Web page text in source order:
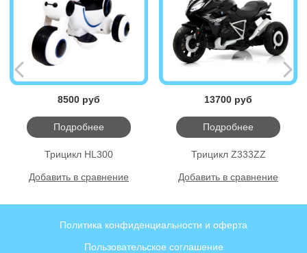
8500 руб
Подробнее
Трицикл HL300
Добавить в сравнение
13700 руб
Подробнее
Трицикл Z333ZZ
Добавить в сравнение
Политика конфиденциальности и оферта
Пользовательское соглашение